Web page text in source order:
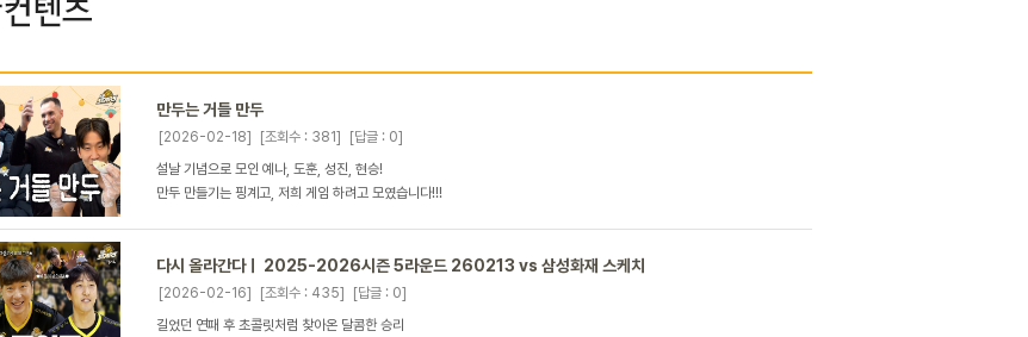
만두는 거들 만두
[2026-02-18] [조회수 : 381]
[답글 : 0]
설날 기념으로 모인 예나, 도훈, 성진, 현승!
만두 만들기는 핑계고, 저희 게임 하려고 모였습니다!!!
다시 올라간다ㅣ 2025-2026시즌 5라운드 260213 vs 삼성화재 스케치
[2026-02-16] [조회수 : 435]
[답글 : 0]
길었던 연패 후 초콜릿처럼 찾아온 달콤한 승리